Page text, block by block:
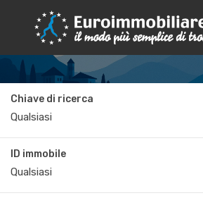
Chiave di ricerca
ID immobile